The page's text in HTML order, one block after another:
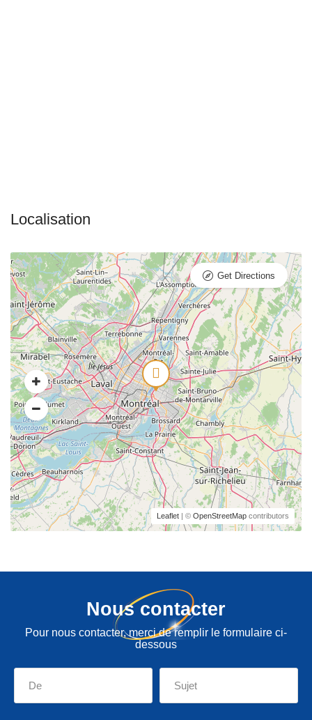
Leaflet | © OpenStreetMap contributors
Get Directions
Nous contacter
Pour nous contacter, merci de remplir le formulaire ci-
dessous